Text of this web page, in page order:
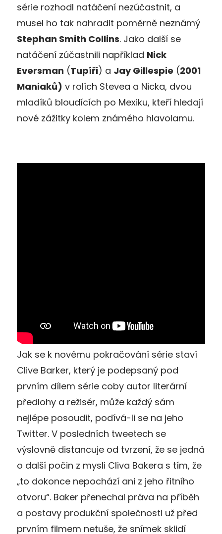
série rozhodl natáčení nezúčastnit, a
musel ho tak nahradit poměrně neznámý
Stephan Smith Collins. Jako další se
natáčení zúčastnili například Nick
Eversman (Tupíři) a Jay Gillespie (2001
Maniaků) v rolích Stevea a Nicka, dvou
mladíků bloudících po Mexiku, kteří hledají
nové zážitky kolem známého hlavolamu.
Jak se k novému pokračování série staví
Clive Barker, který je podepsaný pod
prvním dílem série coby autor literární
předlohy a režisér, může každý sám
nejlépe posoudit, podívá-li se na jeho
Twitter. V posledních tweetech se
výslovně distancuje od tvrzení, že se jedná
o další počin z mysli Cliva Bakera s tím, že
„to dokonce nepochází ani z jeho řitního
otvoru“. Baker přenechal práva na příběh
a postavy produkční společnosti už před
prvním filmem netuše, že snímek sklidí